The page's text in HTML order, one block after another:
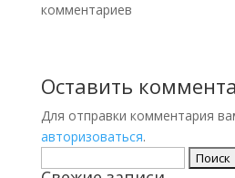
комментариев
Оставить
Для отправки комментария
авторизоваться.